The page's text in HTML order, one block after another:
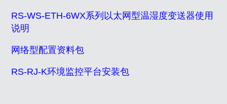
RS-WS-ETH-6WX系列以太网型温湿度变送器使用
说明
网络型配置资料包
RS-RJ-K环境监控平台安装包